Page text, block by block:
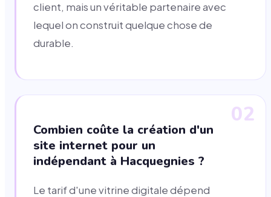
client, mais un véritable partenaire avec
lequel on construit quelque chose de
durable.
02
Combien coûte la création d'un
site internet pour un
indépendant à Hacquegnies ?
Le tarif d'une vitrine digitale dépend